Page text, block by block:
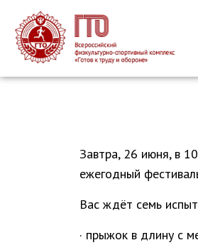
Завтра, 26 июня, в
ежегодный
Вас ждёт семь
· прыжок в длину с